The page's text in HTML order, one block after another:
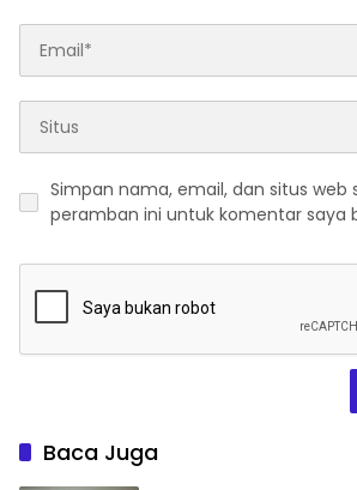
Simpan nama, email, dan situs web
peramban ini untuk komentar saya
Baca Juga